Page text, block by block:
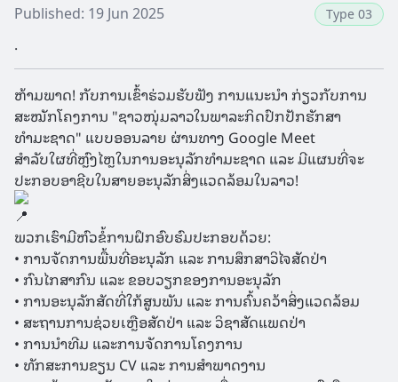
Published: 19 Jun 2025 Type 03
.
ຫ້າມພາດ! ກັບການເຂົ້າຮ່ວມຮັບຟັງ ການແນະນຳ ກ່ຽວກັບການ
ສະໝັກໂຄງການ "ຊາວໜຸ່ມລາວໃນພາລະກິດປົກປັກຮັກສາ
ທຳມະຊາດ" ແບບອອນລາຍ ຜ່ານທາງ Google Meet
ສຳລັບໃຜທີ່ຫຼົງໄຫຼໃນການອະນຸລັກທຳມະຊາດ ແລະ ມີແຜນທີ່ຈະ
ປະກອບອາຊີບໃນສາຍອະນຸລັກສິ່ງແວດລ້ອມໃນລາວ!
ພວກເຮົາມີຫົວຂໍ້ການຝຶກອົບຮົມປະກອບດ້ວຍ:
• ການຈັດການພື້ນທີ່ອະນຸລັກ ແລະ ການສຶກສາວິໄຈສັດປ່າ
• ກົນໄກສາກົນ ແລະ ຂອບວຽກຂອງການອະນຸລັກ
• ການອະນຸລັກສັດທີ່ໃກ້ສູນພັນ ແລະ ການຄົ້ນຄວ້າສິ່ງແວດລ້ອມ
• ສະຖານການຊ່ວຍເຫຼືອສັດປ່າ ແລະ ວິຊາສັດແພດປ່າ
• ການນຳທີມ ແລະການຈັດການໂຄງການ
• ທັກສະການຂຽນ CV ແລະ ການສຳພາດງານ